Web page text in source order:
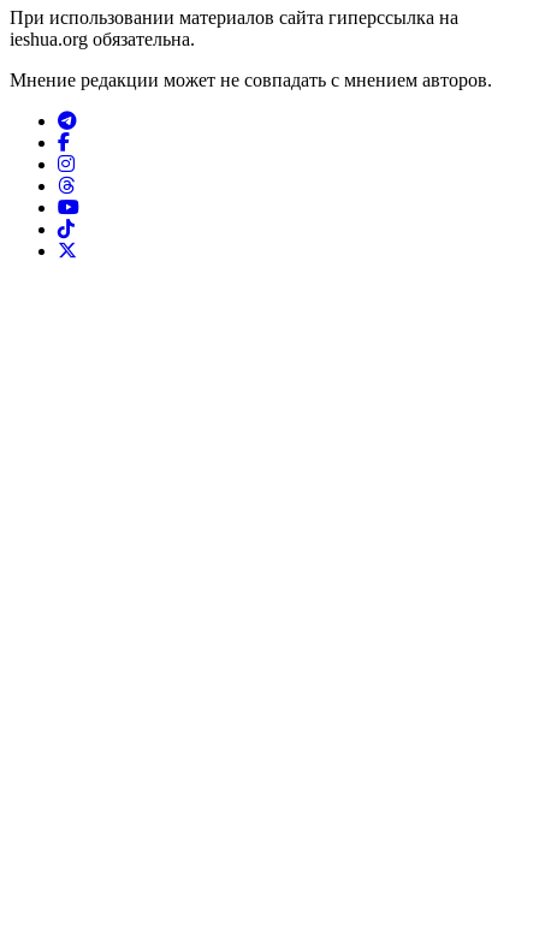
При использовании материалов сайта гиперссылка на
ieshua.org обязательна.
Мнение редакции может не совпадать с мнением авторов.